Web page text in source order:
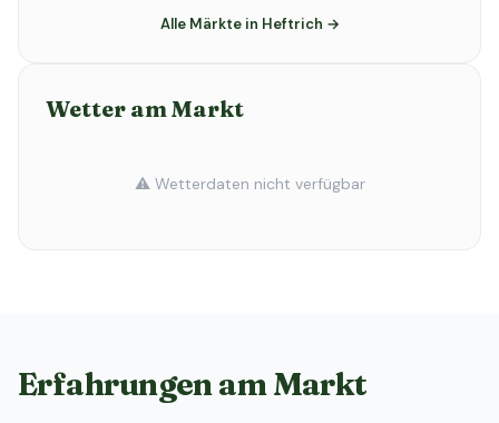
Alle Märkte in Heftrich →
Wetter am Markt
⚠️ Wetterdaten nicht verfügbar
Erfahrungen am Markt